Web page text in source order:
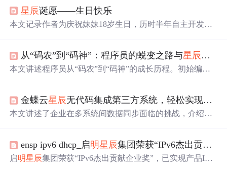
用户体验，最终成功打造出领先的产品，并在2018年获得
Gartner报告的认可，成为唯一上榜的中国DLP厂商。创始
星辰诞愿——生日快乐
本文记录作者为庆祝妹妹18岁生日，历时半年自主开发We
等核心技术栈学习与应用，突出从零构建全栈网站的真实
路径，体现自学规划、工程落地与持续交付能力。
从“码农”到“码神”：程序员的蜕变之路与星辰大海
本文讲述程序员从“码农”到“码神”的成长历程。初始编程
在多方面展现卓越能力。还表达了对编程未来的无限向
往。
金蝶云星辰无代码集成第三方系统，轻松实现跨应用对接
本文讲述了企业在多系统间数据同步面临的挑战，介绍了
与不同应用（如钉钉、CRM、电商平台等）集成的多种场
景实例。
ensp ipv6 dhcp_启明星辰集团荣获“IPv6杰出贡献企业奖”
启明星辰集团荣获“IPv6杰出贡献企业奖”，已实现产品IPv